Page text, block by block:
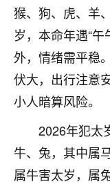
猴、狗、虎、羊
岁，本命年遇“
外，情绪需平稳
伏大，出行注意
小人暗算风险。
2026年犯太
牛、兔，其中属
属牛害太岁，属
鹿森：恭
12小时前 来自
心心相印
我身体不太
问题，反正
题，后来无
之后，心情
果问题。今
了，老师说